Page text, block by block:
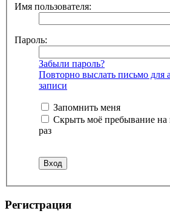
Имя пользователя:
Пароль:
Забыли пароль?
Повторно выслать письмо для
записи
Запомнить меня
Скрыть моё пребывание на
раз
Регистрация